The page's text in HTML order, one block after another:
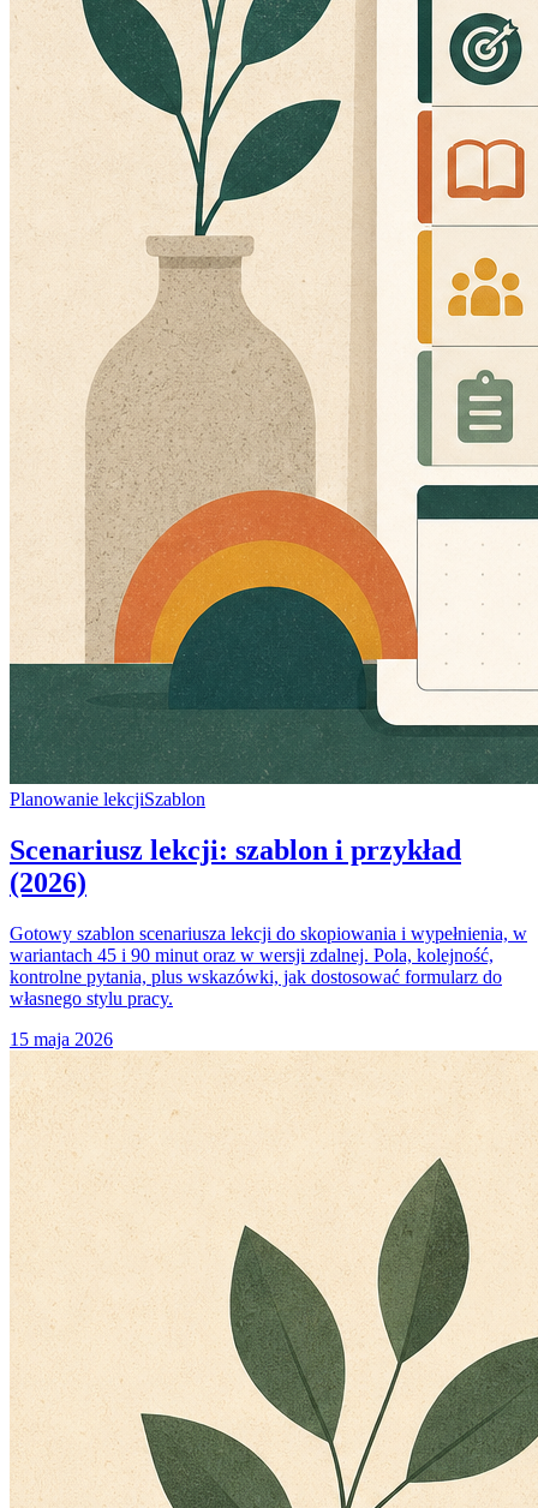
Planowanie lekcjiSzablon
Scenariusz lekcji: szablon i przykład
(2026)
Gotowy szablon scenariusza lekcji do skopiowania i wypełnienia, w
wariantach 45 i 90 minut oraz w wersji zdalnej. Pola, kolejność,
kontrolne pytania, plus wskazówki, jak dostosować formularz do
własnego stylu pracy.
15 maja 2026